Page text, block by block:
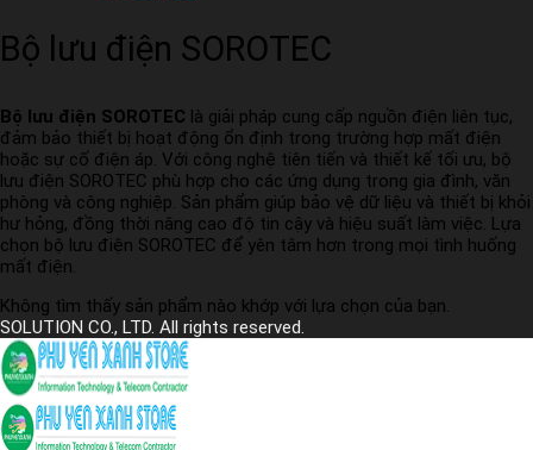
Bộ lưu điện SOROTEC
Bộ lưu điện SOROTEC là giải pháp cung cấp nguồn điện liên tục,
đảm bảo thiết bị hoạt động ổn định trong trường hợp mất điện
hoặc sự cố điện áp. Với công nghệ tiên tiến và thiết kế tối ưu, bộ
lưu điện SOROTEC phù hợp cho các ứng dụng trong gia đình, văn
phòng và công nghiệp. Sản phẩm giúp bảo vệ dữ liệu và thiết bị khỏi
hư hỏng, đồng thời nâng cao độ tin cậy và hiệu suất làm việc. Lựa
chọn bộ lưu điện SOROTEC để yên tâm hơn trong mọi tình huống
mất điện.
Không tìm thấy sản phẩm nào khớp với lựa chọn của bạn.
SOLUTION CO., LTD. All rights reserved.